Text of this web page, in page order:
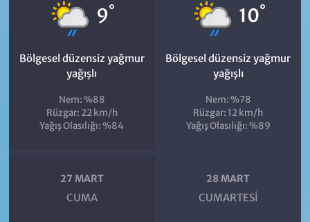
9°
Bölgesel düzensiz yağmur
yağışlı
Nem: %88
Rüzgar: 22 km/h
Yağış Olasılığı: %84
10°
Bölgesel düzensiz yağmur
yağışlı
Nem: %78
Rüzgar: 12 km/h
Yağış Olasılığı: %89
27 MART
CUMA
28 MART
CUMARTESI